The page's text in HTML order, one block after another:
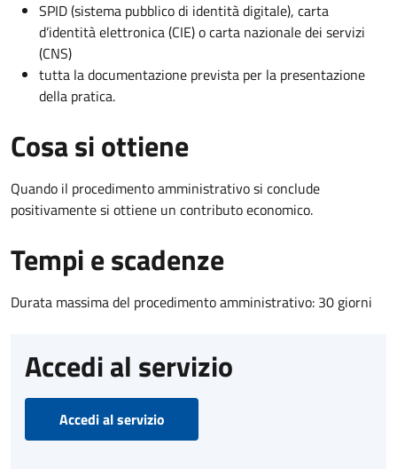
SPID (sistema pubblico di identità digitale), carta
d’identità elettronica (CIE) o carta nazionale dei servizi
(CNS)
tutta la documentazione prevista per la presentazione
della pratica.
Cosa si ottiene
Quando il procedimento amministrativo si conclude
positivamente si ottiene un contributo economico.
Tempi e scadenze
Durata massima del procedimento amministrativo: 30 giorni
Accedi al servizio
Accedi al servizio